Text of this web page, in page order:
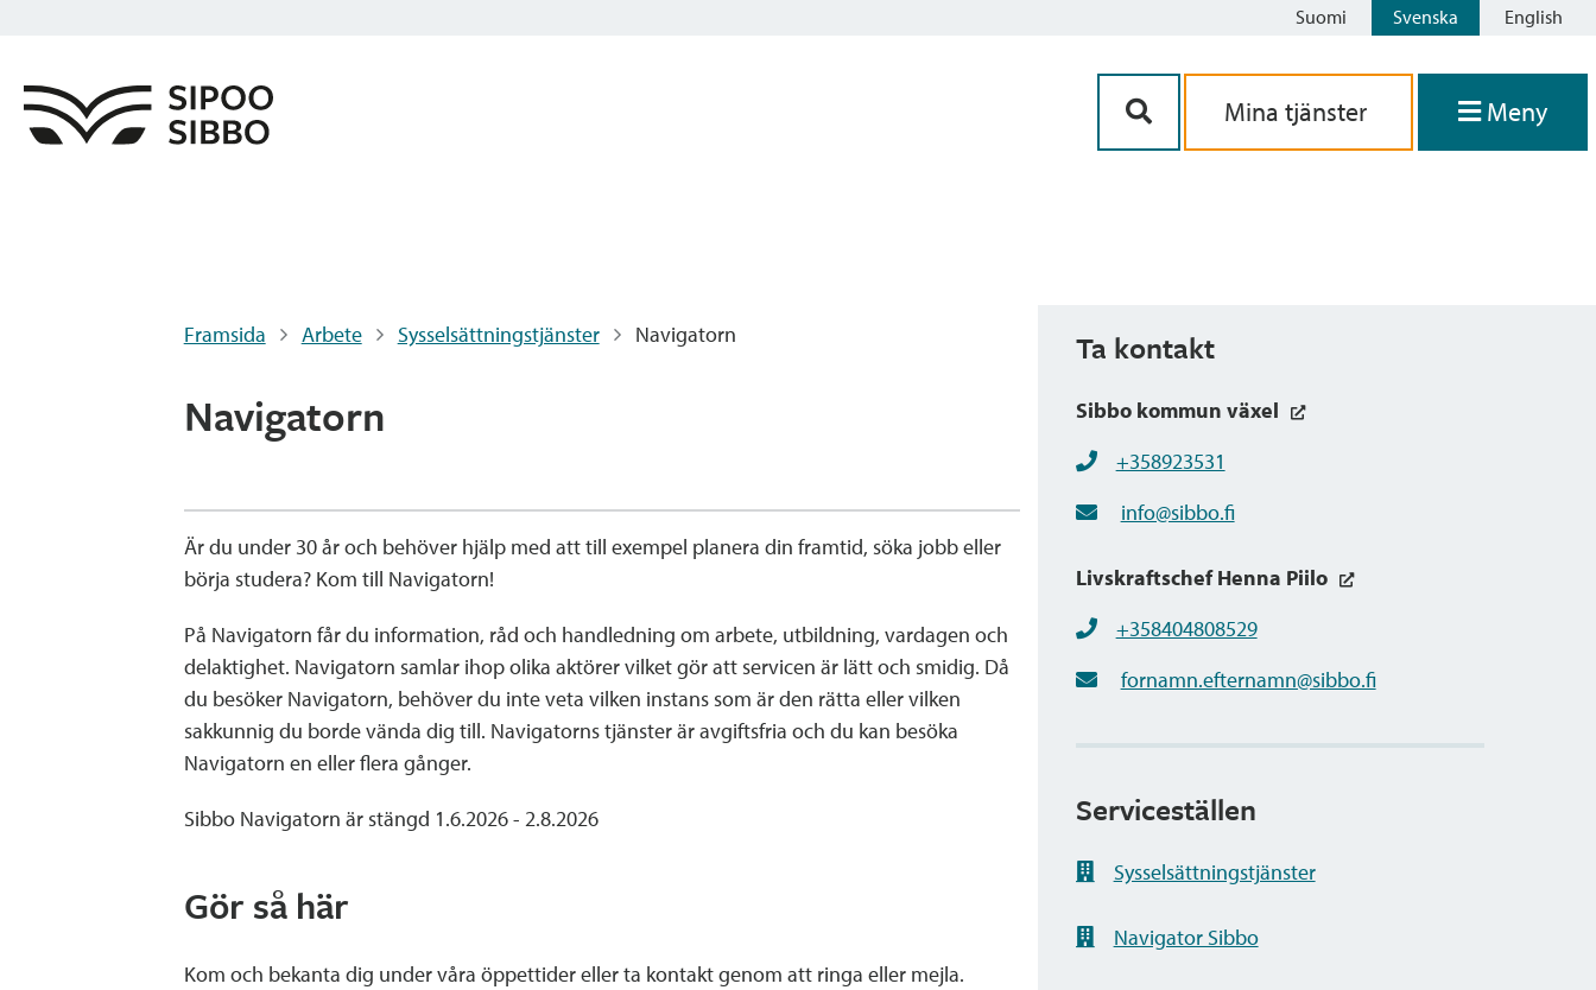
Suomi Svenska English
Mina tjänster Meny
Framsida Arbete Sysselsättningstjänster Navigatorn
Navigatorn
Är du under 30 år och behöver hjälp med att till exempel planera din framtid, söka jobb eller
börja studera? Kom till Navigatorn!
På Navigatorn får du information, råd och handledning om arbete, utbildning, vardagen och
delaktighet. Navigatorn samlar ihop olika aktörer vilket gör att servicen är lätt och smidig. Då
du besöker Navigatorn, behöver du inte veta vilken instans som är den rätta eller vilken
sakkunnig du borde vända dig till. Navigatorns tjänster är avgiftsfria och du kan besöka
Navigatorn en eller flera gånger.
Sibbo Navigatorn är stängd 1.6.2026 - 2.8.2026
Gör så här
Kom och bekanta dig under våra öppettider eller ta kontakt genom att ringa eller mejla.
Ta kontakt
Sibbo kommun växel
+358923531
info@sibbo.fi
Livskraftschef Henna Piilo
+358404808529
fornamn.efternamn@sibbo.fi
Serviceställen
Sysselsättningstjänster
Navigator Sibbo